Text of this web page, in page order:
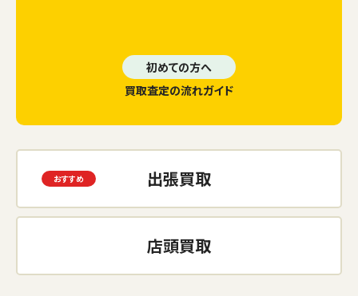
初めての方へ
買取査定の流れガイド
出張買取
店頭買取